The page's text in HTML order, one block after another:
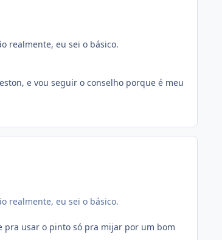
realmente, eu sei o básico.
e vou seguir o conselho porque é meu
realmente, eu sei o básico.
pra usar o pinto só pra mijar por um bom